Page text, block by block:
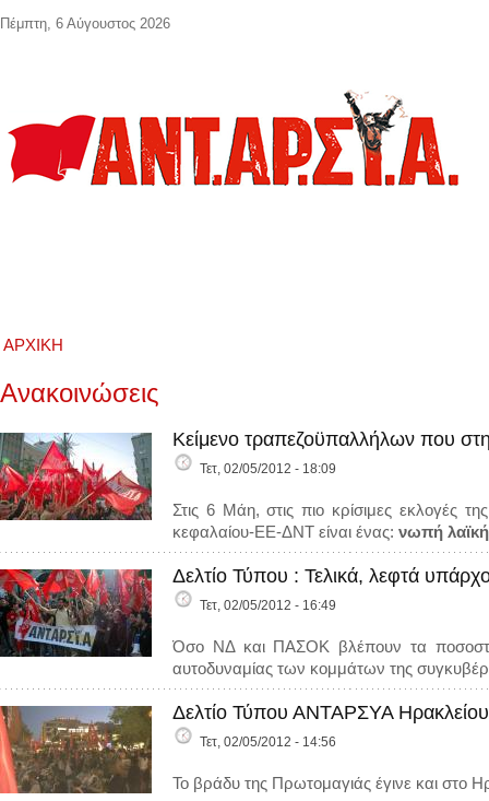
ΑΡΧΙΚΉ
Ανακοινώσεις
Κείμενο τραπεζοϋπαλλήλων που
Τετ, 02/05/2012 - 18:09
Στις 6 Μάη, στις πιο κρίσιμες εκλογές
κεφαλαίου-ΕΕ-ΔΝΤ είναι ένας: νωπή λαϊκή
Δελτίο Τύπου : Τελικά, λεφτά
Τετ, 02/05/2012 - 16:49
Όσο ΝΔ και ΠΑΣΟΚ βλέπουν τα ποσοστά
αυτοδυναμίας των κομμάτων της
Δελτίο Τύπου ΑΝΤΑΡΣΥΑ Ηρακλείου
Τετ, 02/05/2012 - 14:56
Το βράδυ της Πρωτομαγιάς έγινε και στο
Πέμπτη, 6 Αύγουστος 2026